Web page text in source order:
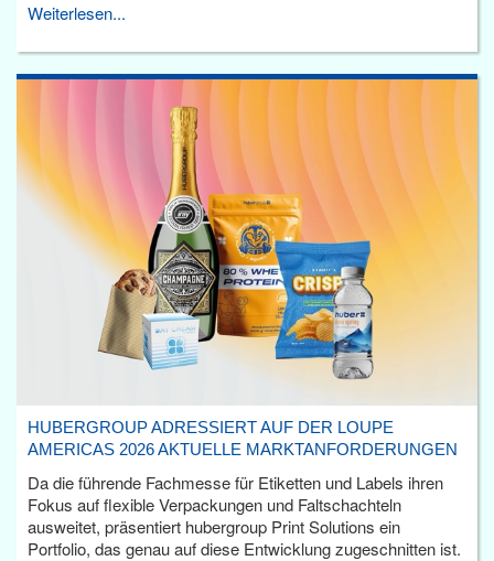
Weiterlesen...
HUBERGROUP ADRESSIERT AUF DER LOUPE
AMERICAS 2026 AKTUELLE MARKTANFORDERUNGEN
Da die führende Fachmesse für Etiketten und Labels ihren
Fokus auf flexible Verpackungen und Faltschachteln
ausweitet, präsentiert hubergroup Print Solutions ein
Portfolio, das genau auf diese Entwicklung zugeschnitten ist.